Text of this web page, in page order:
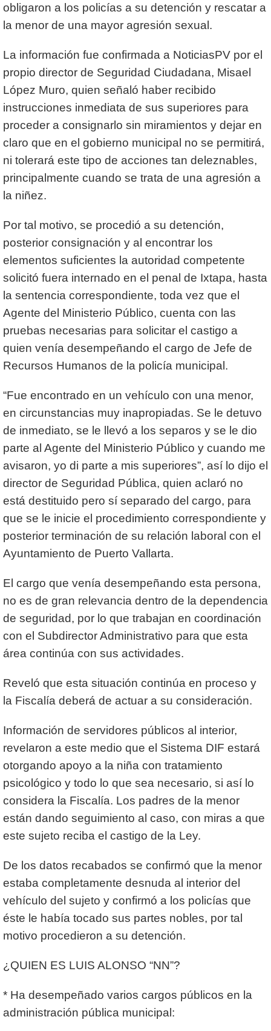
obligaron a los policías a su detención y rescatar a
la menor de una mayor agresión sexual.
La información fue confirmada a NoticiasPV por el
propio director de Seguridad Ciudadana, Misael
López Muro, quien señaló haber recibido
instrucciones inmediata de sus superiores para
proceder a consignarlo sin miramientos y dejar en
claro que en el gobierno municipal no se permitirá,
ni tolerará este tipo de acciones tan deleznables,
principalmente cuando se trata de una agresión a
la niñez.
Por tal motivo, se procedió a su detención,
posterior consignación y al encontrar los
elementos suficientes la autoridad competente
solicitó fuera internado en el penal de Ixtapa, hasta
la sentencia correspondiente, toda vez que el
Agente del Ministerio Público, cuenta con las
pruebas necesarias para solicitar el castigo a
quien venía desempeñando el cargo de Jefe de
Recursos Humanos de la policía municipal.
“Fue encontrado en un vehículo con una menor,
en circunstancias muy inapropiadas. Se le detuvo
de inmediato, se le llevó a los separos y se le dio
parte al Agente del Ministerio Público y cuando me
avisaron, yo di parte a mis superiores”, así lo dijo el
director de Seguridad Pública, quien aclaró no
está destituido pero sí separado del cargo, para
que se le inicie el procedimiento correspondiente y
posterior terminación de su relación laboral con el
Ayuntamiento de Puerto Vallarta.
El cargo que venía desempeñando esta persona,
no es de gran relevancia dentro de la dependencia
de seguridad, por lo que trabajan en coordinación
con el Subdirector Administrativo para que esta
área continúa con sus actividades.
Reveló que esta situación continúa en proceso y
la Fiscalía deberá de actuar a su consideración.
Información de servidores públicos al interior,
revelaron a este medio que el Sistema DIF estará
otorgando apoyo a la niña con tratamiento
psicológico y todo lo que sea necesario, si así lo
considera la Fiscalía. Los padres de la menor
están dando seguimiento al caso, con miras a que
este sujeto reciba el castigo de la Ley.
De los datos recabados se confirmó que la menor
estaba completamente desnuda al interior del
vehículo del sujeto y confirmó a los policías que
éste le había tocado sus partes nobles, por tal
motivo procedieron a su detención.
¿QUIEN ES LUIS ALONSO “NN”?
* Ha desempeñado varios cargos públicos en la
administración pública municipal: